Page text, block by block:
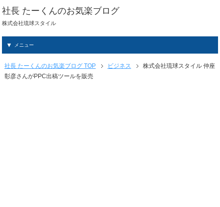
社長 たーくんのお気楽ブログ
株式会社琉球スタイル
メニュー
社長 たーくんのお気楽ブログ TOP ビジネス
株式会社琉球スタイル 仲座
彰彦さんがPPC出稿ツールを販売